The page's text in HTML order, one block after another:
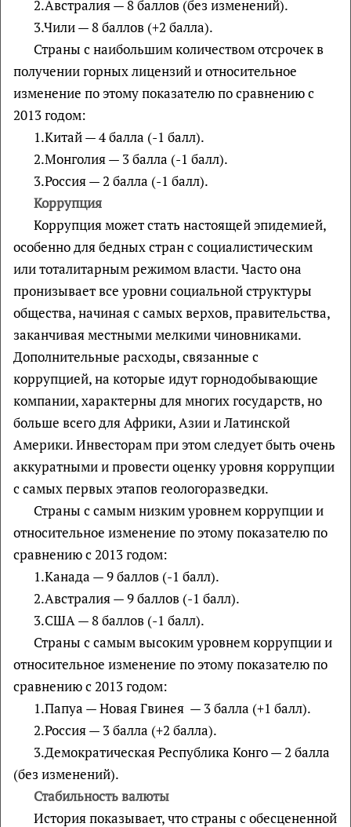
2.Австралия — 8 баллов (без изменений).
3.Чили — 8 баллов (+2 балла).
Страны с наибольшим количеством отсрочек в
получении горных лицензий и относительное
изменение по этому показателю по сравнению с
2013 годом:
1.Китай — 4 балла (-1 балл).
2.Монголия — 3 балла (-1 балл).
3.Россия — 2 балла (-1 балл).
Коррупция
Коррупция может стать настоящей эпидемией,
особенно для бедных стран с социалистическим
или тоталитарным режимом власти. Часто она
пронизывает все уровни социальной структуры
общества, начиная с самых верхов, правительства,
заканчивая местными мелкими чиновниками.
Дополнительные расходы, связанные с
коррупцией, на которые идут горнодобывающие
компании, характерны для многих государств, но
больше всего для Африки, Азии и Латинской
Америки. Инвесторам при этом следует быть очень
аккуратными и провести оценку уровня коррупции
с самых первых этапов геологоразведки.
Страны с самым низким уровнем коррупции и
относительное изменение по этому показателю по
сравнению с 2013 годом:
1.Канада — 9 баллов (-1 балл).
2.Австралия — 9 баллов (-1 балл).
3.США — 8 баллов (-1 балл).
Страны с самым высоким уровнем коррупции и
относительное изменение по этому показателю по
сравнению с 2013 годом:
1.Папуа — Новая Гвинея — 3 балла (+1 балл).
2.Россия — 3 балла (+2 балла).
3.Демократическая Республика Конго — 2 балла
(без изменений).
Стабильность валюты
История показывает, что страны с обесцененной